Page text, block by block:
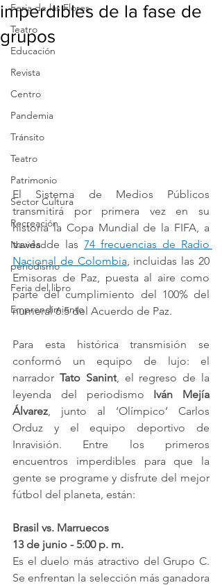
Feria de las Flores
Teatro
Educación
Revista
Centro
Pandemia
Tránsito
Teatro
Patrimonio
Sector Cultura
Recreación
Navidad
periodismo
Feria del libro
Emprendimiento
imperdibles de la fase de
grupos
El Sistema de Medios Públicos
transmitirá por primera vez en su
historia la Copa Mundial de la FIFA, a
través de las 74 frecuencias de Radio
Nacional de Colombia , incluidas las 20
Emisoras de Paz, puesta al aire como
parte del cumplimiento del 100% del
numeral 6.5 del Acuerdo de Paz.
Para esta histórica transmisión se
conformó un equipo de lujo: el
narrador Tato Sanint, el regreso de la
leyenda del periodismo Iván Mejía
Álvarez , junto al ‘Olímpico’ Carlos
Orduz y el equipo deportivo de
Inravisión. Entre los primeros
encuentros imperdibles para que la
gente se programe y disfrute del mejor
fútbol del planeta, están:
Brasil vs. Marruecos
13 de junio - 5:00 p. m.
Es el duelo más atractivo del Grupo C.
Se enfrentan la selección más ganadora